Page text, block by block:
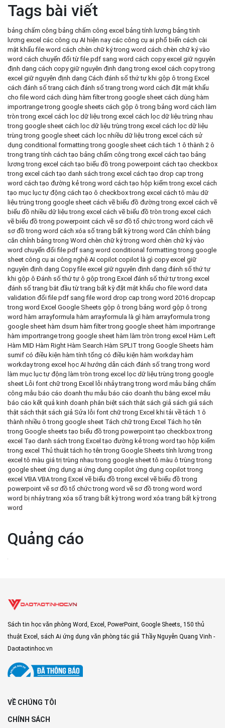
Tags bài viết
bảng chấm công bảng chấm công excel bảng tính lương bảng tính
lương excel các công cụ AI hiện nay các công cụ ai phổ biến cách cài
mật khẩu file word cách chèn chữ ký trong word cách chèn chữ ký vào
word cách chuyển đổi từ file pdf sang word cách copy excel giữ nguyên
định dạng cách copy giữ nguyên định dạng trong excel cách copy trong
excel giữ nguyên định dạng Cách đánh số thứ tự khi gộp ô trong Excel
cách đánh số trang cách đánh số trang trong word cách đặt mật khẩu
cho file word cách dùng hàm filter trong google sheet cách dùng hàm
importrange trong google sheets cách gộp ô trong bảng word cách làm
tròn trong excel cách lọc dữ liệu trong excel cách lọc dữ liệu trùng nhau
trong google sheet cách lọc dữ liệu trùng trong excel cách lọc dữ liệu
trùng trong google sheet cách lọc nhiều dữ liệu trong excel cách sử
dụng conditional formatting trong google sheet cách tách 1 ô thành 2 ô
trong trang tính cách tạo bảng chấm công trong excel cách tạo bảng
lương trong excel cách tạo biểu đồ trong powerpoint cách tạo checkbox
trong excel cách tạo danh sách trong excel cách tạo drop cap trong
word cách tạo đường kẻ trong word cách tạo hộp kiểm trong excel cách
tạo mục lục tự động cách tạo ô checkbox trong excel cách tô màu dữ
liệu trùng trong google sheet cách vẽ biểu đồ đường trong excel cách vẽ
biểu đồ nhiều dữ liệu trong excel cách vẽ biểu đồ tròn trong excel cách
vẽ biểu đồ trong powerpoint cách vẽ sơ đồ tổ chức trong word cách vẽ
sơ đồ trong word cách xóa số trang bất kỳ trong word Căn chỉnh bảng
căn chỉnh bảng trong Word chèn chữ ký trong word chèn chữ ký vào
word chuyển đổi file pdf sang word conditional formatting trong google
sheet công cụ ai công nghệ AI copilot copilot là gì copy excel giữ
nguyên định dạng Copy file excel giữ nguyên định dạng đánh số thứ tự
khi gộp ô Đánh số thứ tự ô gộp trong Excel đánh số thứ tự trong excel
đánh số trang bắt đầu từ trang bất kỳ đặt mật khẩu cho file word data
validation đổi file pdf sang file word drop cap trong word 2016 dropcap
trong word Excel Google Sheets gộp ô trong bảng word gộp ô trong
word hàm arrayformula hàm arrayformula là gì hàm arrayformula trong
google sheet hàm dsum hàm filter trong google sheet hàm importrange
hàm importrange trong google sheet hàm làm tròn trong excel Hàm Left
Hàm MID Hàm Right Hàm Search Hàm SPLIT trong Google Sheets hàm
sumif có điều kiện hàm tính tổng có điều kiện hàm workday hàm
workday trong excel học AI hướng dẫn cách đánh số trang trong word
làm mục lục tự động làm tròn trong excel lọc dữ liệu trùng trong google
sheet Lỗi font chữ trong Excel lỗi nhảy trang trong word mẫu bảng chấm
công mẫu báo cáo doanh thu mẫu báo cáo doanh thu bằng excel mẫu
báo cáo kết quả kinh doanh phân biệt sách thật sách giả sách giả sách
thật sách thật sách giả Sửa lỗi font chữ trong Excel khi tải về tách 1 ô
thành nhiều ô trong google sheet Tách chữ trong Excel Tách họ tên
trong Google sheets tạo biểu đồ trong powerpoint tạo checkbox trong
excel Tạo danh sách trong Excel tạo đường kẻ trong word tạo hộp kiểm
trong excel Thủ thuật tách họ tên trong Google Sheets tính lương trong
excel tô màu giá trị trùng nhau trong google sheet tô màu ô trùng trong
google sheet ứng dụng ai ứng dụng copilot ứng dụng copilot trong
excel VBA VBA trong Excel vẽ biểu đồ trong excel vẽ biểu đồ trong
powerpoint vẽ sơ đồ tổ chức trong word vẽ sơ đồ trong word word
word bị nhảy trang xóa số trang bất kỳ trong word xóa trang bất kỳ trong
word
Quảng cáo
Sách tin học văn phòng Word, Excel, PowerPoint, Google Sheets, 150 thủ
thuật Excel, sách Ai ứng dụng văn phòng tác giả Thầy Nguyễn Quang Vinh -
Daotaotinhoc.vn
VỀ CHÚNG TÔI
CHÍNH SÁCH